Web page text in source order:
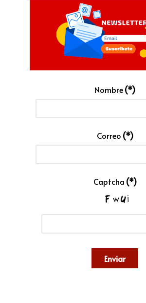
Nombre(*)
Correo (*)
Captcha (*)
Enviar